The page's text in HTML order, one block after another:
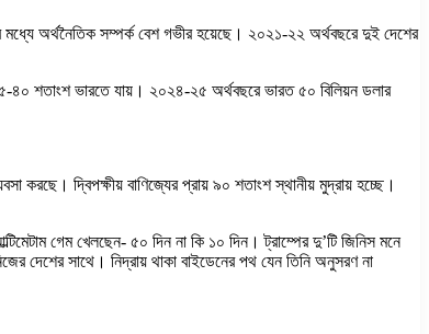
মধ্যে অর্থনৈতিক সম্পর্ক বেশ গভীর হয়েছে। ২০২১-২২ অর্থবছরে দুই দেশের
৪০ শতাংশ ভারতে যায়। ২০২৪-২৫ অর্থবছরে ভারত ৫০ বিলিয়ন ডলার
করছে। দ্বিপক্ষীয় বাণিজ্যের প্রায় ৯০ শতাংশ স্থানীয় মুদ্রায় হচ্ছে।
গেম খেলছেন- ৫০ দিন না কি ১০ দিন। ট্রাম্পের দু’টি জিনিস মনে
দেশের সাথে। নিদ্রায় থাকা বাইডেনের পথ যেন তিনি অনুসরণ না